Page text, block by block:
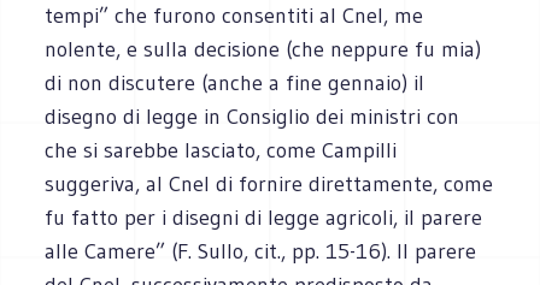
tempi” che furono consentiti al Cnel, me
nolente, e sulla decisione (che neppure fu mia)
di non discutere (anche a fine gennaio) il
disegno di legge in Consiglio dei ministri con
che si sarebbe lasciato, come Campilli
suggeriva, al Cnel di fornire direttamente, come
fu fatto per i disegni di legge agricoli, il parere
alle Camere” (F. Sullo, cit., pp. 15-16). Il parere